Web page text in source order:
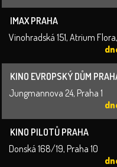
IMAX PRAHA
Vinohradská 151, Atrium
KINO EVROPSKÝ DŮM
Jungmannova 24, Praha 1
KINO PILOTŮ PRAHA
Donská 168/19, Praha 10